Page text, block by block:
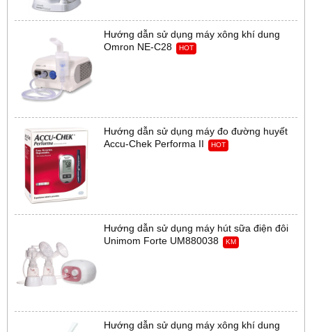
Hướng dẫn sử dụng máy xông khí dung
Omron NE-C28
HOT
Hướng dẫn sử dụng máy đo đường huyết
Accu-Chek Performa II
HOT
Hướng dẫn sử dụng máy hút sữa điện đôi
Unimom Forte UM880038
KM
Hướng dẫn sử dụng máy xông khí dung